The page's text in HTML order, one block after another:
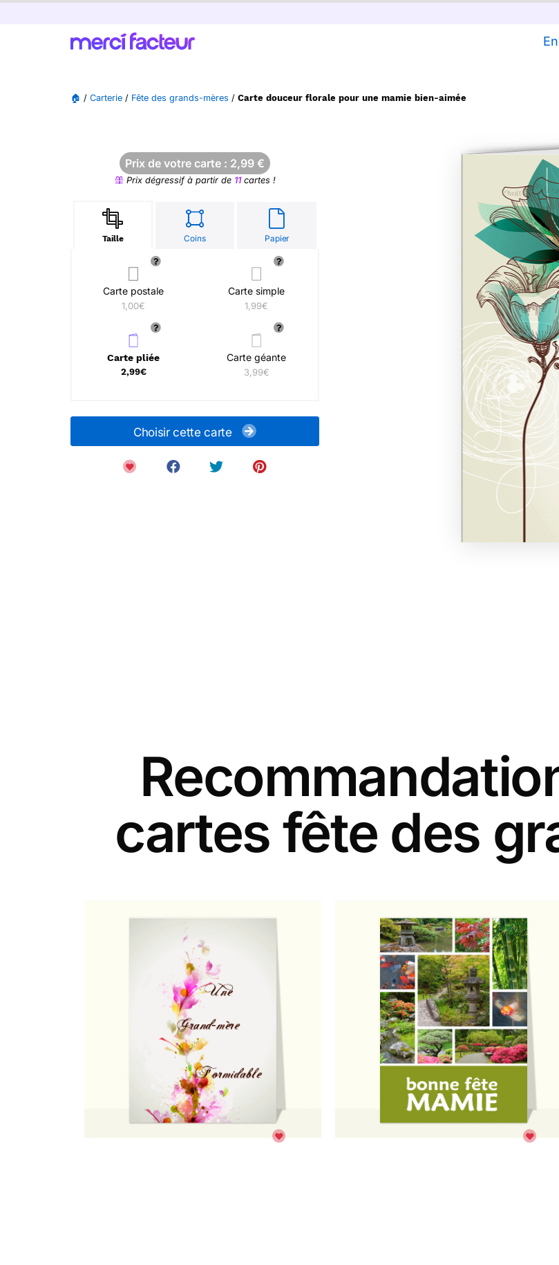
🏠 / Carterie / Fête des grands-mères / Carte douceur florale pour une mamie bien-aimée
Prix de votre carte : 2,99 €
Prix dégressif à partir de 11cartes !
Taille Coins Papier
Carte postale
1,00€
Carte simple
1,99€
Carte pliée
2,99€
Carte géante
3,99€
Choisir cette carte
cartes fête des